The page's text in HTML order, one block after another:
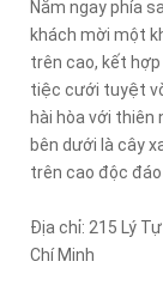
Nằm ngay phía
khách mời một
trên cao, kết hợp
tiệc cưới tuyệt
hài hòa với thiên
bên dưới là cây
trên cao độc đáo
Địa chỉ: 215 Lý
Chí Minh